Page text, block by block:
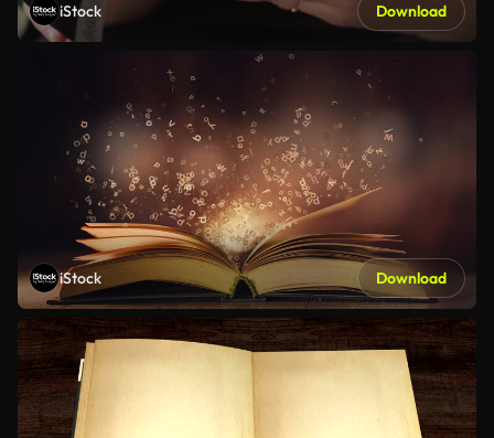
iStock Download
iStock Download